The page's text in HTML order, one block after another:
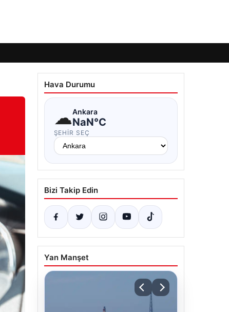
Hava Durumu
☁Ankara
NaN°C
ŞEHIR SEÇ
Bizi Takip Edin
Yan Manşet